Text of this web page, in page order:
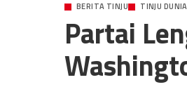
BERITA TINJU TINJU DUNIA
Partai